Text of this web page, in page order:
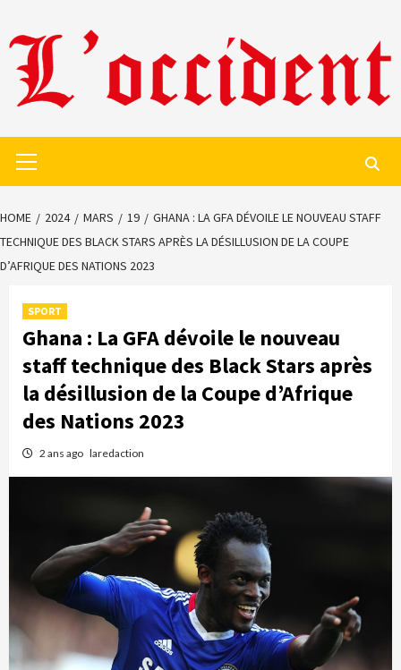
to
content
Menu
HOME 2024 MARS 19
GHANA : LA GFA DÉVOILE LE NOUVEAU STAFF
TECHNIQUE DES BLACK STARS APRÈS LA DÉSILLUSION DE LA COUPE
D’AFRIQUE DES NATIONS 2023
SPORT
Ghana : La GFA dévoile le nouveau
staff technique des Black Stars après
la désillusion de la Coupe d’Afrique
des Nations 2023
2 ans ago laredaction